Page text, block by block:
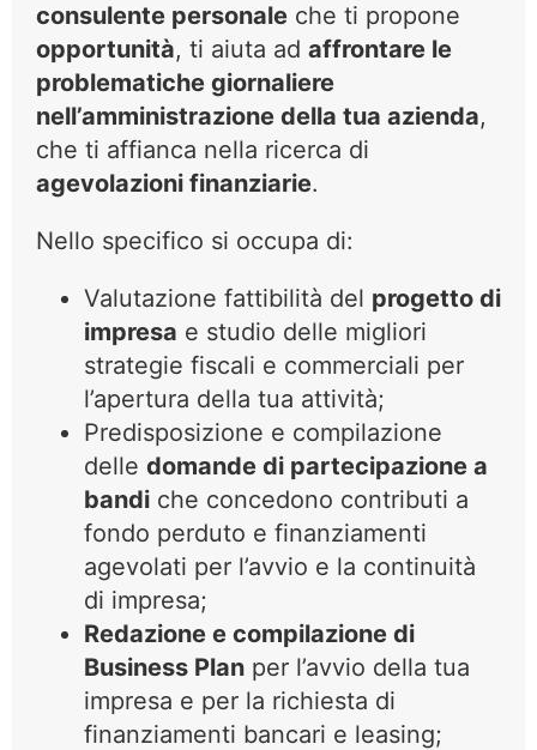
consulente personale che ti propone
opportunità, ti aiuta ad affrontare le
problematiche giornaliere
nell’amministrazione della tua azienda,
che ti affianca nella ricerca di
agevolazioni finanziarie.
Nello specifico si occupa di:
Valutazione fattibilità del progetto di
impresa e studio delle migliori
strategie fiscali e commerciali per
l’apertura della tua attività;
Predisposizione e compilazione
delle domande di partecipazione a
bandi che concedono contributi a
fondo perduto e finanziamenti
agevolati per l’avvio e la continuità
di impresa;
Redazione e compilazione di
Business Plan per l’avvio della tua
impresa e per la richiesta di
finanziamenti bancari e leasing;